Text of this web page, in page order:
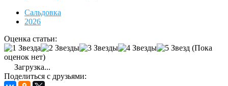
Сальдовка
2026
Оценка статьи:
(Пока
оценок нет)
Загрузка...
Поделиться с друзьями: